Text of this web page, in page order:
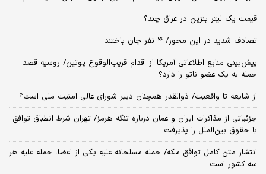
قیمت یک لیتر بنزین در عراق چند؟
تصادف شدید در این محور/ ۴ نفر جان باختند
پیش‌بینی منابع اطلاعاتی آمریکا از اقدام قریب‌الوقوع پوتین/ روسیه قصد
حمله به یک عضو ناتو را دارد؟
از شایعه تا واقعیت/ ذوالقدر همچنان دبیر شورای ‌عالی امنیت ملی است؟
جزئیاتی از مذاکرات ایران و عمان درباره تنگه هرمز/ تهران شرط انطباق توافق
با حقوق بین‌الملل را پذیرفت
انتشار متن کامل توافق مکه/ حمله مسلحانه علیه یکی از اعضا، حمله علیه هر
سه کشور است